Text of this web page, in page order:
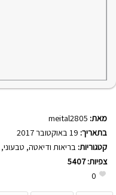
מאת: meital2805
בתאריך:
קטגוריות: בריאות ודיאטה, טבעוני,
צפיות:5407
0